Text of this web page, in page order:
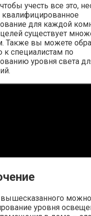
учесть все это,
квалифицированное
для каждой
существует
Также вы можете
специалистам по
уровня света
можно
уровня